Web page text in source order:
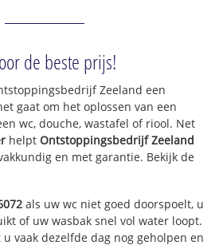
de beste prijs!
Zeeland een
gaat om het oplossen van een
wc, douche, wastafel of riool. Net
helptOntstoppingsbedrijf Zeeland
en met garantie. Bekijk de
als uw wc niet goed doorspoelt, u
of uw wasbak snel vol water loopt.
vaak dezelfde dag nog geholpen en